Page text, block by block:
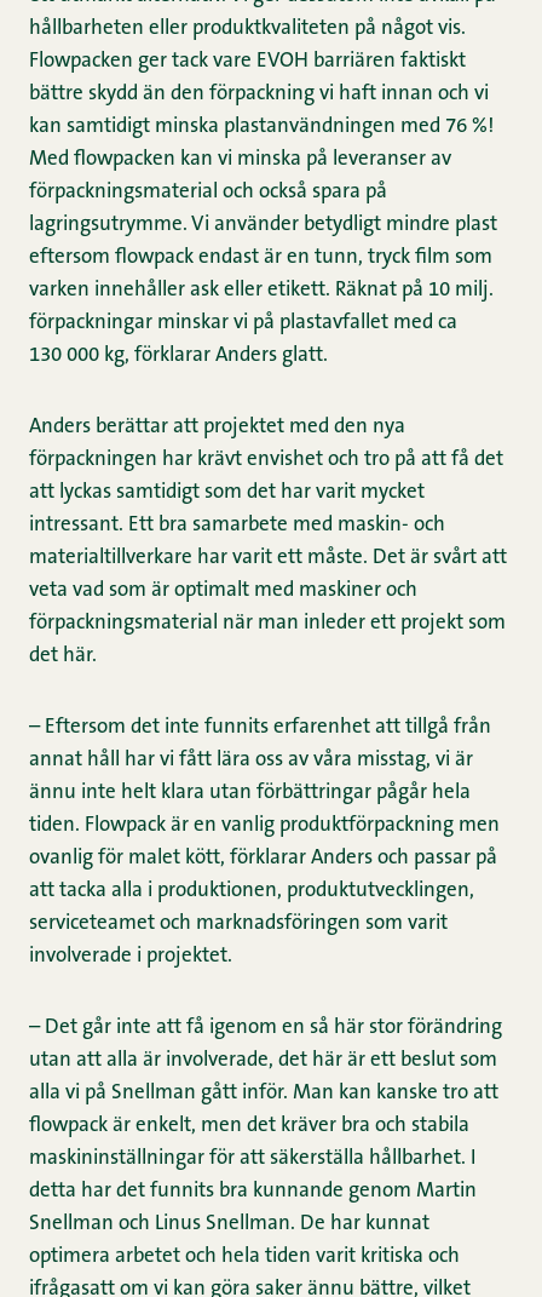
hållbarheten eller produktkvaliteten på något vis.
Flowpacken ger tack vare EVOH barriären faktiskt
bättre skydd än den förpackning vi haft innan och vi
kan samtidigt minska plastanvändningen med 76 %!
Med flowpacken kan vi minska på leveranser av
förpackningsmaterial och också spara på
lagringsutrymme. Vi använder betydligt mindre plast
eftersom flowpack endast är en tunn, tryck film som
varken innehåller ask eller etikett. Räknat på 10 milj.
förpackningar minskar vi på plastavfallet med ca
130 000 kg, förklarar Anders glatt.
Anders berättar att projektet med den nya
förpackningen har krävt envishet och tro på att få det
att lyckas samtidigt som det har varit mycket
intressant. Ett bra samarbete med maskin- och
materialtillverkare har varit ett måste. Det är svårt att
veta vad som är optimalt med maskiner och
förpackningsmaterial när man inleder ett projekt som
det här.
– Eftersom det inte funnits erfarenhet att tillgå från
annat håll har vi fått lära oss av våra misstag, vi är
ännu inte helt klara utan förbättringar pågår hela
tiden. Flowpack är en vanlig produktförpackning men
ovanlig för malet kött, förklarar Anders och passar på
att tacka alla i produktionen, produktutvecklingen,
serviceteamet och marknadsföringen som varit
involverade i projektet.
– Det går inte att få igenom en så här stor förändring
utan att alla är involverade, det här är ett beslut som
alla vi på Snellman gått inför. Man kan kanske tro att
flowpack är enkelt, men det kräver bra och stabila
maskininställningar för att säkerställa hållbarhet. I
detta har det funnits bra kunnande genom Martin
Snellman och Linus Snellman. De har kunnat
optimera arbetet och hela tiden varit kritiska och
ifrågasatt om vi kan göra saker ännu bättre, vilket